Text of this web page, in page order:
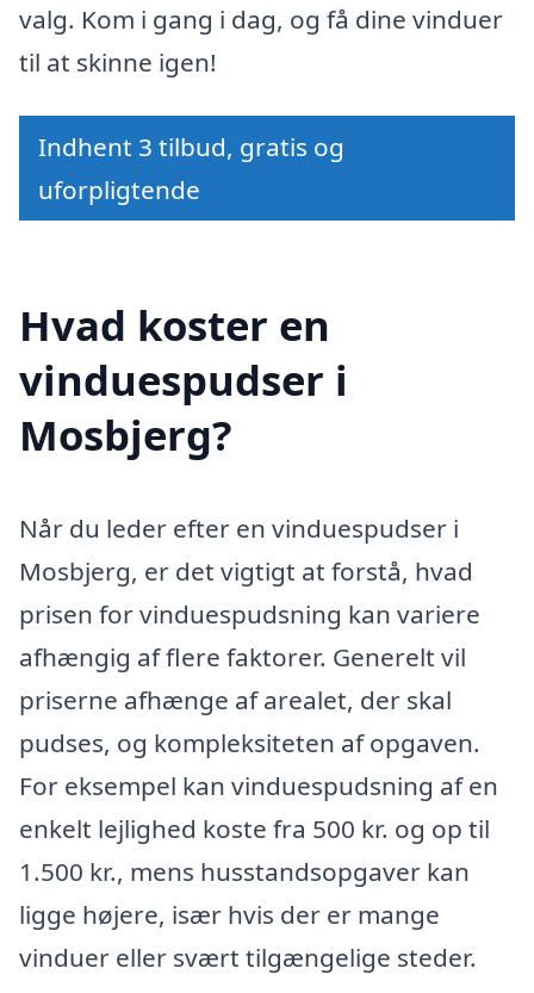
valg. Kom i gang i dag, og få dine vinduer
til at skinne igen!
Indhent 3 tilbud, gratis og
uforpligtende
Hvad koster en
vinduespudser i
Mosbjerg?
Når du leder efter en vinduespudser i
Mosbjerg, er det vigtigt at forstå, hvad
prisen for vinduespudsning kan variere
afhængig af flere faktorer. Generelt vil
priserne afhænge af arealet, der skal
pudses, og kompleksiteten af opgaven.
For eksempel kan vinduespudsning af en
enkelt lejlighed koste fra 500 kr. og op til
1.500 kr., mens husstandsopgaver kan
ligge højere, især hvis der er mange
vinduer eller svært tilgængelige steder.